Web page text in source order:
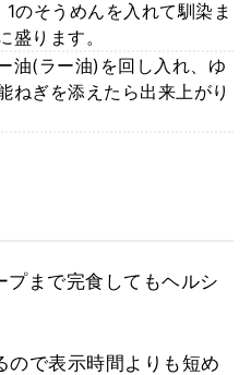
のそうめんを入れて馴染ま
盛ります。
油(ラー油)を回し入れ、ゆ
ねぎを添えたら出来上がり
まで完食してもヘルシ
で表示時間よりも短め